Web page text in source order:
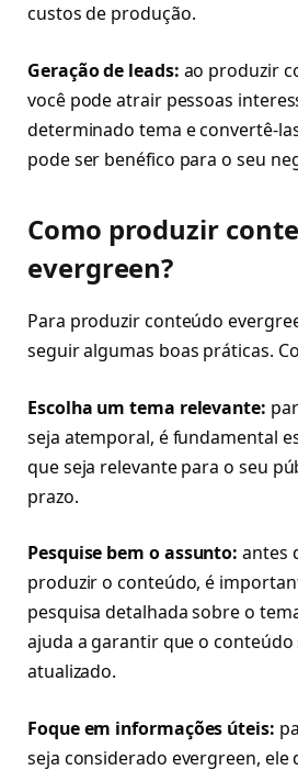
custos de produção.
Geração de leads: ao produzir
você pode atrair pessoas
determinado tema e convertê-
pode ser benéfico para o seu
Como produzir
evergreen?
Para produzir conteúdo
seguir algumas boas práticas.
Escolha um tema relevante:
seja atemporal, é fundamental
que seja relevante para o seu
prazo.
Pesquise bem o assunto: antes
produzir o conteúdo, é
pesquisa detalhada sobre o
ajuda a garantir que o conteúdo
atualizado.
Foque em informações úteis:
seja considerado evergreen, ele